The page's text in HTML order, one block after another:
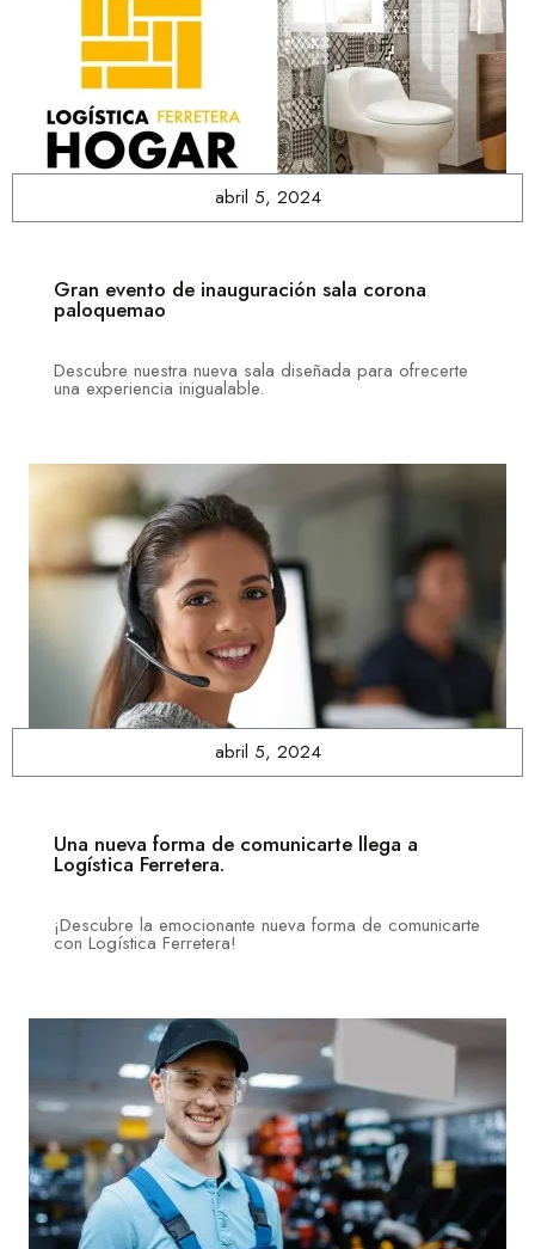
abril 5, 2024
Gran evento de inauguración sala corona
paloquemao
Descubre nuestra nueva sala diseñada para ofrecerte
una experiencia inigualable.
abril 5, 2024
Una nueva forma de comunicarte llega a
Logística Ferretera.
¡Descubre la emocionante nueva forma de comunicarte
con Logística Ferretera!